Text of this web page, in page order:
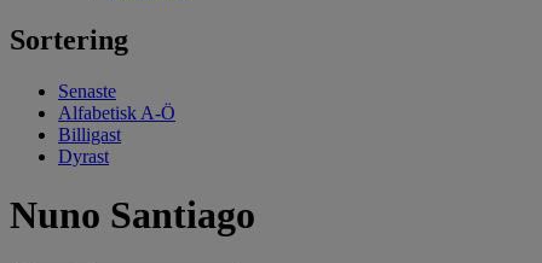
Sortering
Senaste
Alfabetisk A-Ö
Billigast
Dyrast
Nuno Santiago